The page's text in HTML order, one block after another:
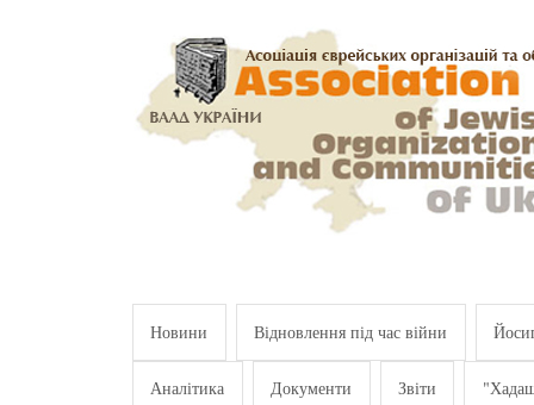
Новини Відновлення під час війни
Аналітика Документи Звіти